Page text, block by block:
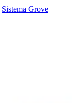
Sistema Grove